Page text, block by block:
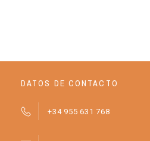
DATOS DE CONTACTO
+34 955 631 768